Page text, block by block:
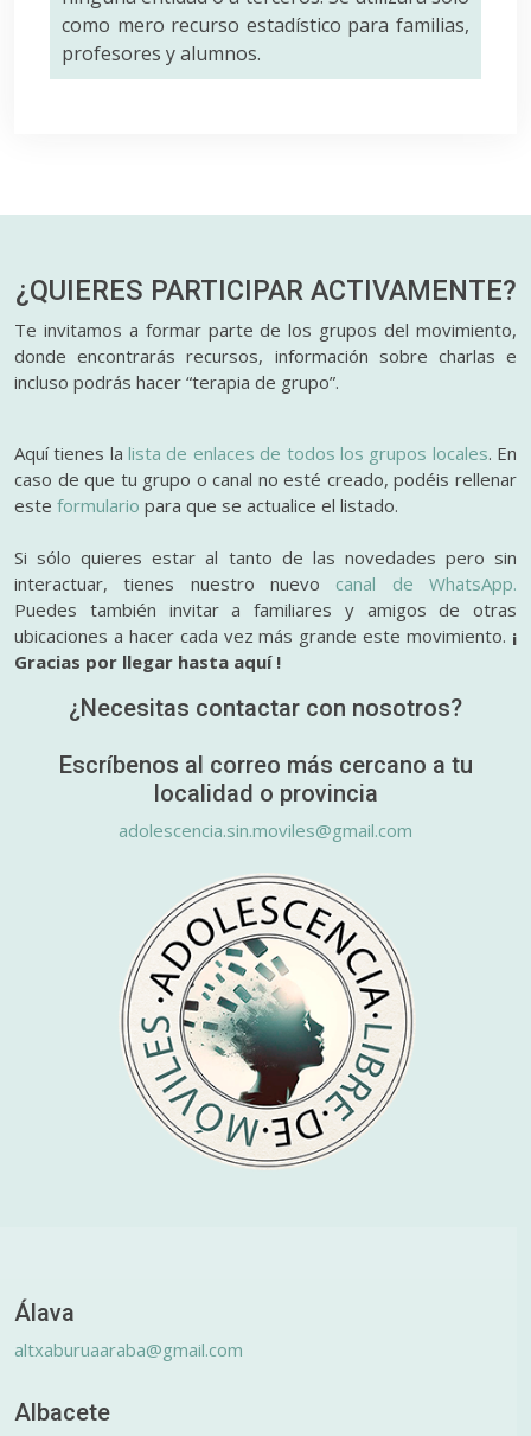
como mero recurso estadístico para familias,
profesores y alumnos.
¿QUIERES PARTICIPAR ACTIVAMENTE?
Te invitamos a formar parte de los grupos del movimiento,
donde encontrarás recursos, información sobre charlas e
incluso podrás hacer “terapia de grupo”.
Aquí tienes lalista de enlaces de todos los grupos locales. En
caso de que tu grupo o canal no esté creado, podéis rellenar
este formulario para que se actualice el listado.
Si sólo quieres estar al tanto de las novedades pero sin
interactuar, tienes nuestro nuevo canal de WhatsApp.
Puedes también invitar a familiares y amigos de otras
ubicaciones a hacer cada vez más grande este movimiento. ¡
Gracias por llegar hasta aquí !
¿Necesitas contactar con nosotros?
Escríbenos al correo más cercano a tu
localidad o provincia
adolescencia.sin.moviles@gmail.com
Álava
altxaburuaaraba@gmail.com
Albacete